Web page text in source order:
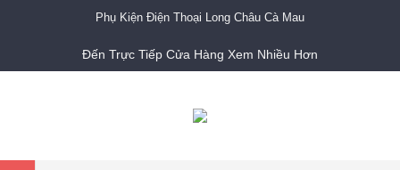
Phụ Kiện Điện Thoại Long Châu Cà Mau
Đến Trực Tiếp Cửa Hàng Xem Nhiều Hơn